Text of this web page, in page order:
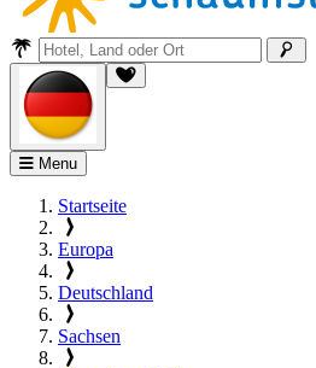
Menu
Startseite
Europa
Deutschland
Sachsen